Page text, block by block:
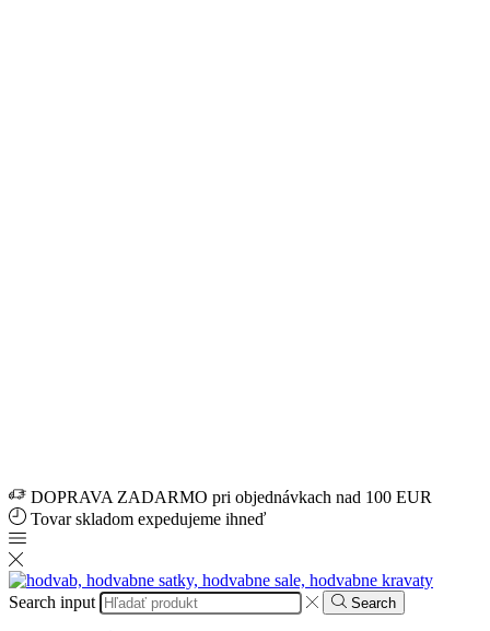
DOPRAVA ZADARMO pri objednávkach nad 100 EUR
Tovar skladom expedujeme ihneď
Search input Search